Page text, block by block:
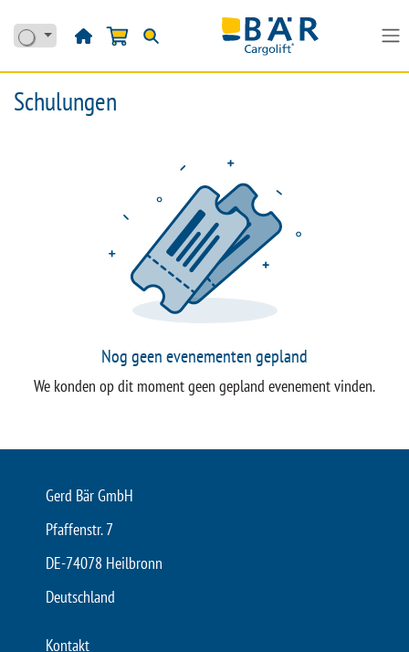
Schulungen
Nog geen evenementen gepland
We konden op dit moment geen gepland evenement vinden.
Gerd Bär GmbH
Pfaffenstr. 7
DE-74078 Heilbronn
Deutschland
Kontakt